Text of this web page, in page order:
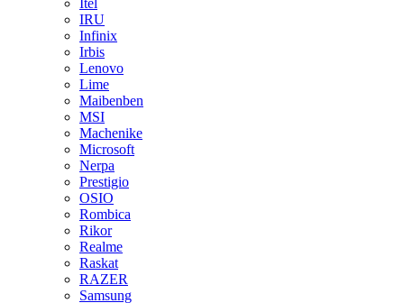
Itel
IRU
Infinix
Irbis
Lenovo
Lime
Maibenben
MSI
Machenike
Microsoft
Nerpa
Prestigio
OSIO
Rombica
Rikor
Realme
Raskat
RAZER
Samsung